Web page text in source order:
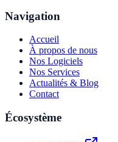
Navigation
Accueil
À propos de nous
Nos Logiciels
Nos Services
Actualités & Blog
Contact
Écosystème